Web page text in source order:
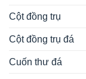
Cột đồng trụ
Cột đồng trụ đá
Cuốn thư đá